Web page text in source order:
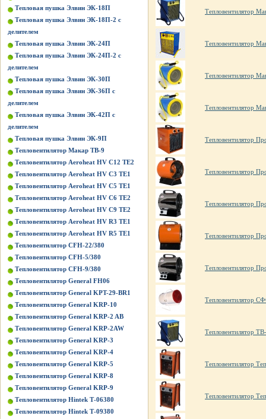
Тепловая пушка Элвин ЭК-18П
Тепловая пушка Элвин ЭК-18П-2 с
делителем
Тепловая пушка Элвин ЭК-24П
Тепловая пушка Элвин ЭК-24П-2 с
делителем
Тепловая пушка Элвин ЭК-30П
Тепловая пушка Элвин ЭК-36П с
делителем
Тепловая пушка Элвин ЭК-42П с
делителем
Тепловая пушка Элвин ЭК-9П
Тепловентилятор Макар ТВ-9
Тепловентилятор Aeroheat HV C12 TE2
Тепловентилятор Aeroheat HV C3 TE1
Тепловентилятор Aeroheat HV C5 TE1
Тепловентилятор Aeroheat HV C6 TE2
Тепловентилятор Aeroheat HV C9 TE2
Тепловентилятор Aeroheat HV R3 TE1
Тепловентилятор Aeroheat HV R5 TE1
Тепловентилятор CFH-22/380
Тепловентилятор CFH-5/380
Тепловентилятор CFH-9/380
Тепловентилятор General FH06
Тепловентилятор General KPT-29-BR1
Тепловентилятор General KRP-10
Тепловентилятор General KRP-2 AB
Тепловентилятор General KRP-2AW
Тепловентилятор General KRP-3
Тепловентилятор General KRP-4
Тепловентилятор General KRP-5
Тепловентилятор General KRP-8
Тепловентилятор General KRP-9
Тепловентилятор Hintek Т-06380
Тепловентилятор Hintek Т-09380
Тепловентилятор
Тепловентилятор
Тепловентилятор
Тепловентилятор
Тепловентилятор
Тепловентилятор
Тепловентилятор
Тепловентилятор
Тепловентилятор
Тепловентилятор
Тепловентилятор
Тепловентилятор
Тепловентилятор